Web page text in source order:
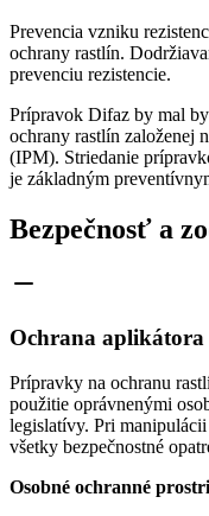
Prevencia vzniku
ochrany rastlín.
prevenciu rezistencie.
Prípravok Difaz by mal
ochrany rastlín založenej
(IPM). Striedanie
je základným
Bezpečnosť a
Ochrana aplikátora
Prípravky na ochranu
použitie oprávnenými
legislatívy. Pri
všetky bezpečnostné
Osobné ochranné